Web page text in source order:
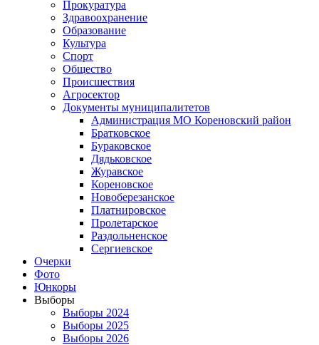
Прокуратура
Здравоохранение
Образование
Культура
Спорт
Общество
Происшествия
Агросектор
Документы муниципалитетов
Администрация МО Кореновский район
Братковское
Бураковское
Дядьковское
Журавское
Кореновское
Новоберезанское
Платнировское
Пролетарское
Раздольненское
Сергиевское
Очерки
Фото
Юнкоры
Выборы
Выборы 2024
Выборы 2025
Выборы 2026